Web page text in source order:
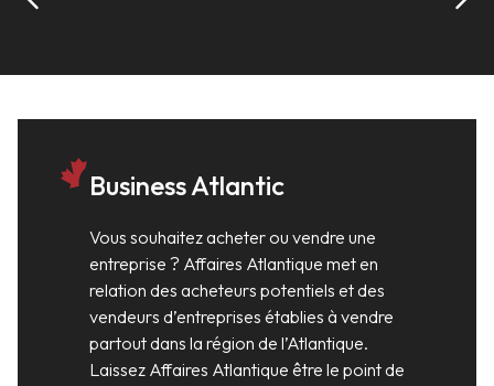
Business Atlantic
Vous souhaitez acheter ou vendre une
entreprise ? Affaires Atlantique met en
relation des acheteurs potentiels et des
vendeurs d’entreprises établies à vendre
partout dans la région de l’Atlantique.
Laissez Affaires Atlantique être le point de